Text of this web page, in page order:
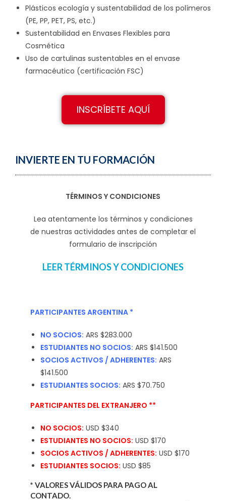
Plásticos ecología y sustentabilidad de los polímeros
(PE, PP, PET, PS, etc.)
Sustentabilidad en Envases Flexibles para
Cosmética
Uso de cartulinas sustentables en el envase
farmacéutico (certificación FSC)
INSCRÍBETE AQUÍ
INVIERTE EN TU FORMACIÓN
TÉRMINOS Y CONDICIONES
Lea atentamente los términos y condiciones
de nuestras actividades antes de completar el
formulario de inscripción
LEER TÉRMINOS Y CONDICIONES
PARTICIPANTES ARGENTINA *
NO SOCIOS: ARS $283.000
ESTUDIANTES NO SOCIOS: ARS $141.500
SOCIOS ACTIVOS / ADHERENTES: ARS
$141.500
ESTUDIANTES SOCIOS: ARS $70.750
PARTICIPANTES DEL EXTRANJERO **
NO SOCIOS: USD $340
ESTUDIANTES NO SOCIOS: USD $170
SOCIOS ACTIVOS / ADHERENTES: USD $170
ESTUDIANTES SOCIOS: USD $85
* VALORES VÁLIDOS PARA PAGO AL
CONTADO.